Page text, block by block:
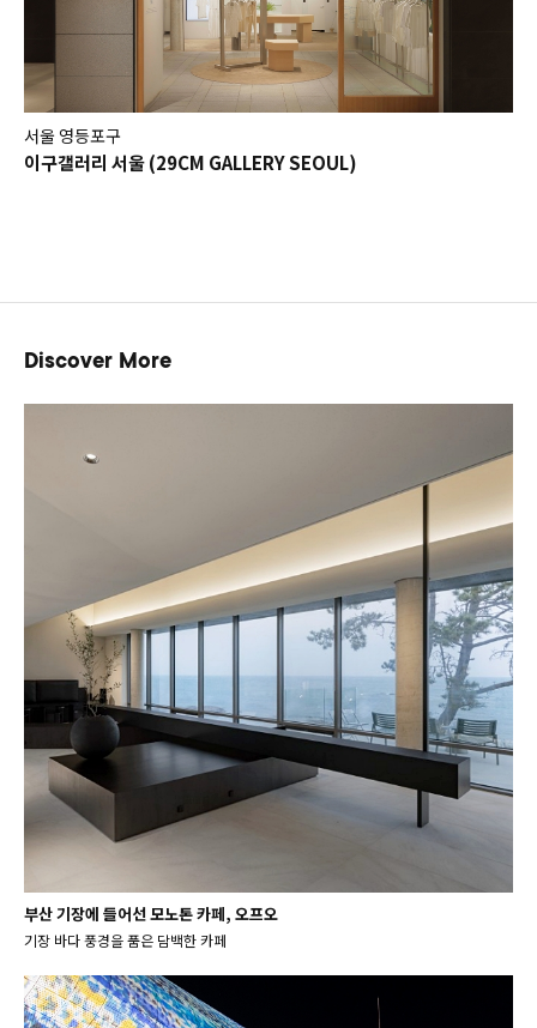
서울 영등포구
이구갤러리 서울 (29CM GALLERY SEOUL)
Discover More
부산 기장에 들어선 모노톤 카페, 오프오
기장 바다 풍경을 품은 담백한 카페